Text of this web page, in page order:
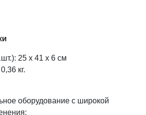
25 х 41 x 6 см
кг.
оборудование с широкой